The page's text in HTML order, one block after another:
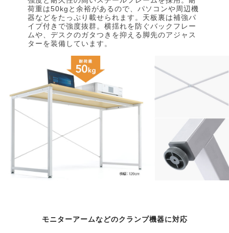
荷重は50kgと余裕があるので、パソコンや周辺機
器などをたっぷり載せられます。天板裏は補強パ
イプ付きで強度抜群。横揺れを防ぐバックフレー
ムや、デスクのガタつきを抑える脚先のアジャス
ターを装備しています。
モニターアームなどのクランプ機器に対応